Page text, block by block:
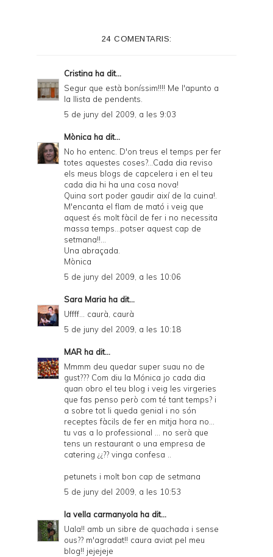
i
e
n
d
l
y
a
n
d
F
24 COMENTARIS:
Cristina ha dit...
Segur que està boníssim!!!! Me l'apunto a
la llista de pendents.
5 de juny del 2009, a les 9:03
Mònica ha dit...
No ho entenc. D'on treus el temps per fer
totes aquestes coses?...Cada dia reviso
els meus blogs de capcelera i en el teu
cada dia hi ha una cosa nova!
Quina sort poder gaudir així de la cuina!.
M'encanta el flam de mató i veig que
aquest és molt fàcil de fer i no necessita
massa temps...potser aquest cap de
setmana!!...
Una abraçada.
Mònica
5 de juny del 2009, a les 10:06
Sara Maria ha dit...
Uffff... caurà, caurà
5 de juny del 2009, a les 10:18
MAR ha dit...
Mmmm deu quedar super suau no de
gust??? Com diu la Mónica jo cada dia
quan obro el teu blog i veig les virgeries
que fas penso però com té tant temps? i
a sobre tot li queda genial i no són
receptes fàcils de fer en mitja hora no...
tu vas a lo professional ... no serà que
tens un restaurant o una empresa de
catering ¿¿?? vinga confesa ..
petunets i molt bon cap de setmana
5 de juny del 2009, a les 10:53
la vella carmanyola ha dit...
Uala!! amb un sibre de quachada i sense
ous?? m'agradat!! caura aviat pel meu
blog!! jejejeje